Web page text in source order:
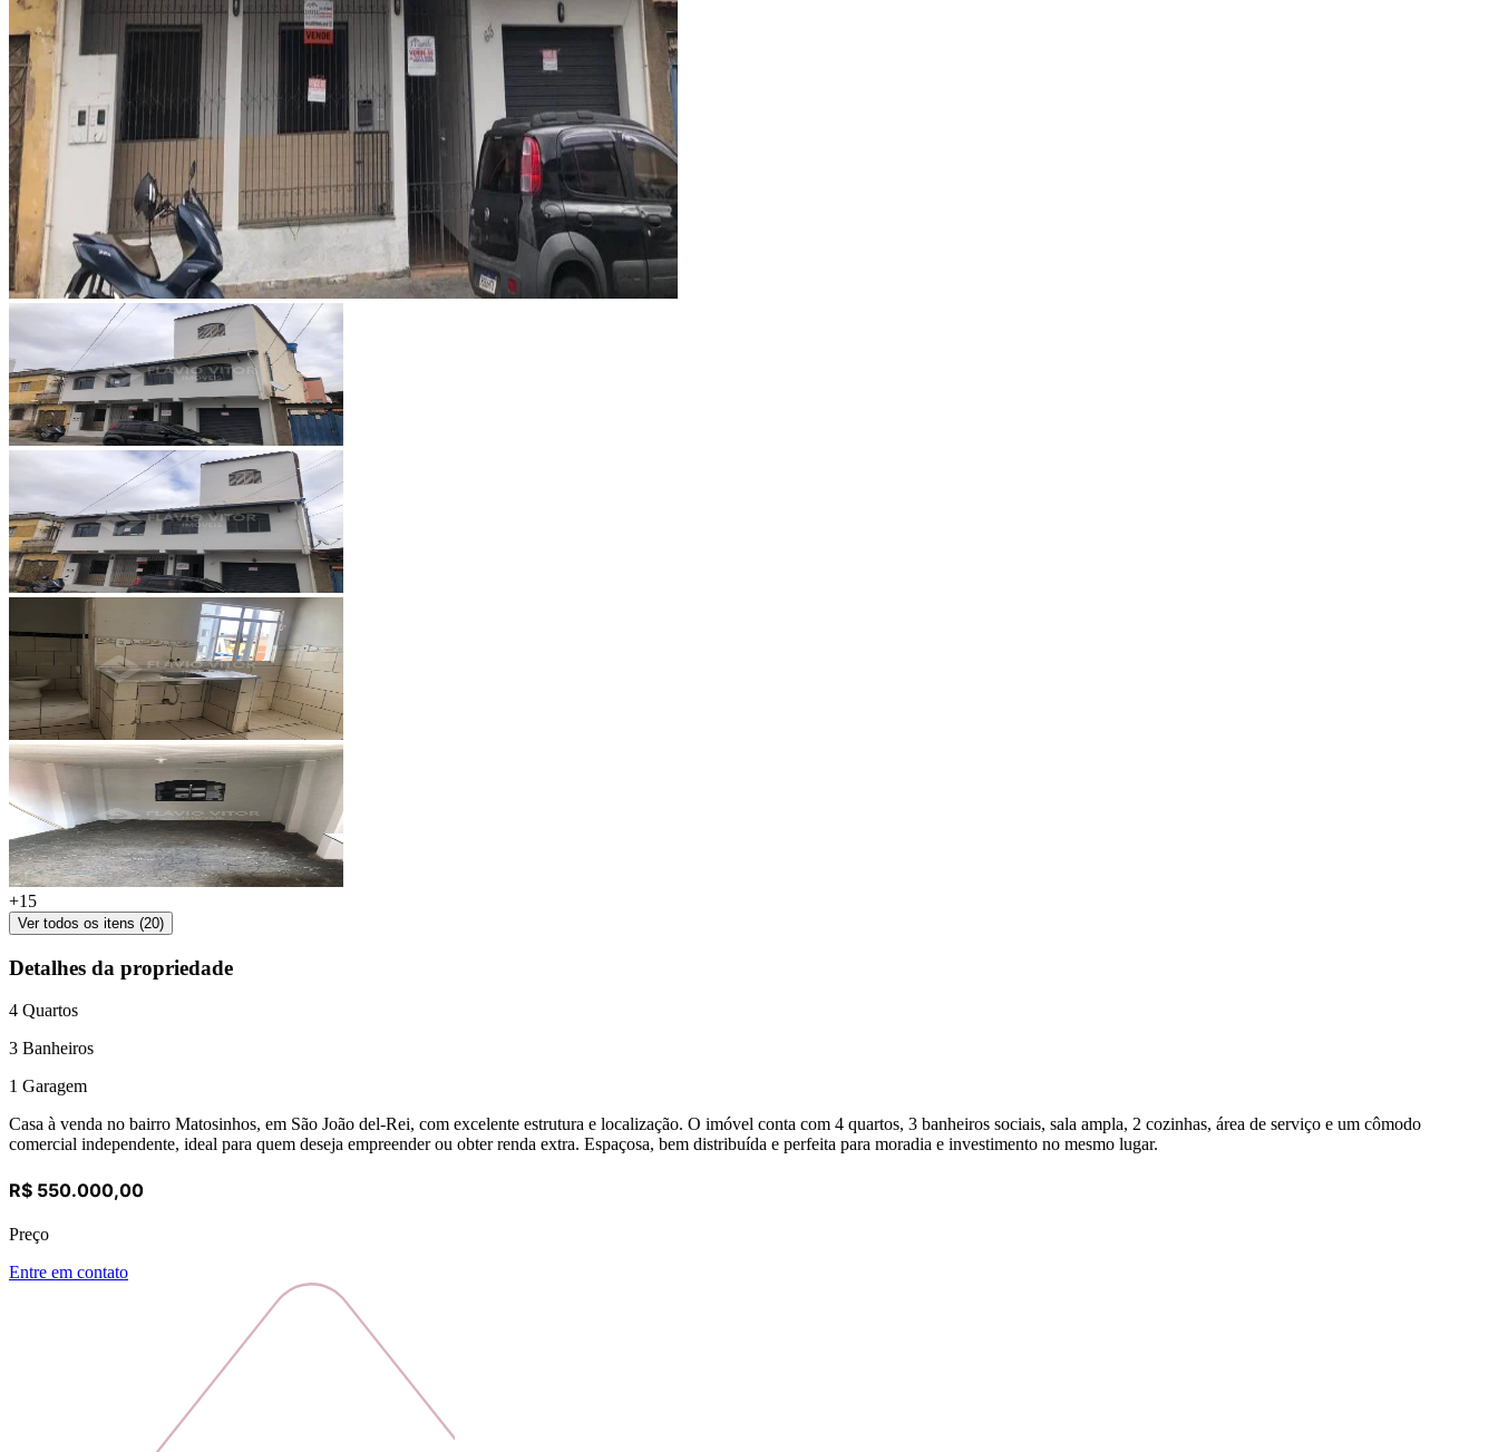
+15
Ver todos os itens (20)
Detalhes da propriedade
4 Quartos
3 Banheiros
1 Garagem
Casa à venda no bairro Matosinhos, em São João del-Rei, com excelente estrutura e localização. O imóvel conta com 4 quartos, 3 banheiros sociais, sala ampla, 2 cozinhas, área de serviço e um cômodo
comercial independente, ideal para quem deseja empreender ou obter renda extra. Espaçosa, bem distribuída e perfeita para moradia e investimento no mesmo lugar.
R$ 550.000,00
Preço
Entre em contato